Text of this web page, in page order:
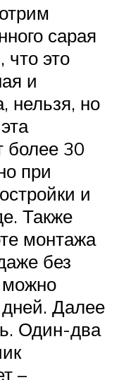
сарая
что это
и
нельзя, но
более 30
при
и
Также
монтажа
без
дней. Далее
Один-два
–